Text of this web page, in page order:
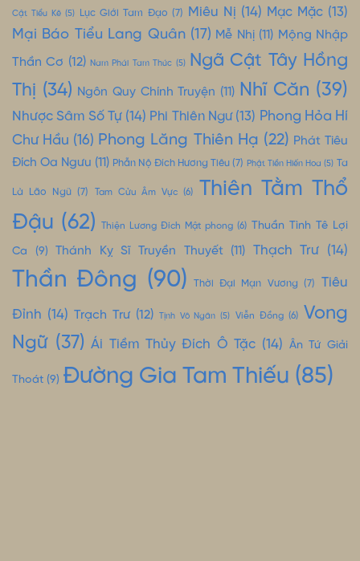
Cật Tiểu Kê (5) Lục Giới Tam Đạo (7) Miêu Nị (14) Mạc Mặc (13)
Mại Báo Tiểu Lang Quân(17) Mễ Nhị(11) Mộng Nhập
Thần Cơ (12) Nam Phái Tam Thúc (5) Ngã Cật Tây Hồng
Thị (34) Ngôn Quy Chính Truyện (11) Nhĩ Căn (39)
Nhược Sâm Số Tự(14) Phi Thiên Ngư(13) Phong Hỏa Hí
Chư Hầu (16) Phong Lăng Thiên Hạ (22) Phát Tiêu
Đích Oa Ngưu (11) Phẫn Nộ Đích Hương Tiêu (7) Phật Tiền Hiến Hoa (5) Ta
Là Lão Ngũ(7) Tam Cửu Âm Vực (6)
Thiên Tằm Thổ
Đậu (62) Thiện Lương Đích Mật phong (6) Thuần Tình Tê Lợi
Ca (9) Thánh Kỵ Sĩ Truyền Thuyết(11) Thạch Trư (14)
Thần Đông (90) Thời Đại Mạn Vương (7) Tiêu
Đỉnh (14) Trạch Trư(12) Tịnh Vô Ngân (5) Viễn Đồng (6) Vong
Ngữ(37) Ái Tiềm Thủy Đích Ô Tặc (14) Ân Tứ Giải
Thoát (9) Đường Gia Tam Thiếu (85)